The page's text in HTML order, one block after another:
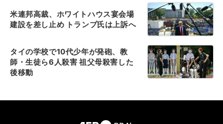
米連邦高裁、ホワイトハウス宴会場
建設を差し止め トランプ氏は上訴へ
タイの学校で10代少年が発砲、教
師・生徒ら6人殺害 祖父母殺害した
後移動